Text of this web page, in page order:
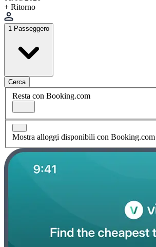
+ Ritorno
1 Passeggero
Cerca
Resta con Booking.com
Mostra alloggi disponibili con Booking.com